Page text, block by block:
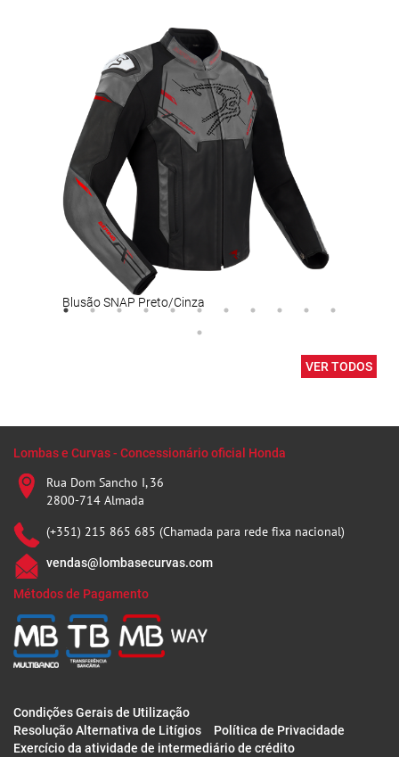
Blusão SNAP Preto/Cinza
VER TODOS
Lombas e Curvas - Concessionário oficial Honda
Rua Dom Sancho I, 36
2800-714 Almada
(+351) 215 865 685 (Chamada para rede fixa nacional)
vendas@lombasecurvas.com
Métodos de Pagamento
Condições Gerais de Utilização
Resolução Alternativa de Litígios
Política de Privacidade
Exercício da atividade de intermediário de crédito